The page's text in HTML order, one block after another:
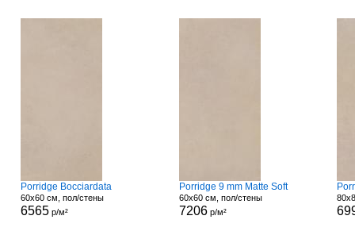
Porridge Bocciardata
60x60 см, пол/стены
6565 р/м²
Porridge 9 mm Matte Soft
60x60 см, пол/стены
7206р/м²